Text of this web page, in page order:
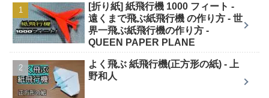
[折り紙] 紙飛行機 1000 フィート -
遠くまで飛ぶ紙飛行機 の作り方 - 世
界一飛ぶ紙飛行機の作り方 -
QUEEN PAPER PLANE
よく飛ぶ 紙飛行機(正方形の紙) - 上
野和人